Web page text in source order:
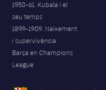
1950-61. Kubala i el
seu temps
1899-1909. Naixement
i supervivència
Barça en Champions
League